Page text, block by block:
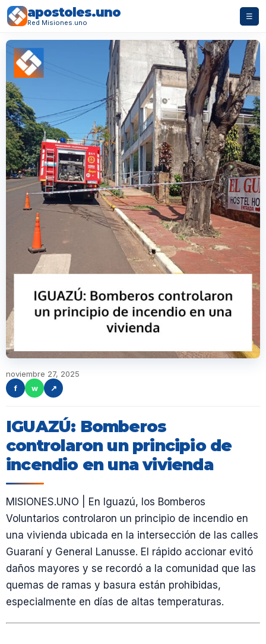
apostoles.uno
Red Misiones.uno
☰
noviembre 27, 2025
f
w ↗
IGUAZÚ: Bomberos
controlaron un principio de
incendio en una vivienda
MISIONES.UNO | En Iguazú, los Bomberos
Voluntarios controlaron un principio de incendio en
una vivienda ubicada en la intersección de las calles
Guaraní y General Lanusse. El rápido accionar evitó
daños mayores y se recordó a la comunidad que las
quemas de ramas y basura están prohibidas,
especialmente en días de altas temperaturas.